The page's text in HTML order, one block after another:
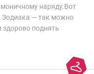
наряду.Вот
Зодиака — так можно
здорово поднять